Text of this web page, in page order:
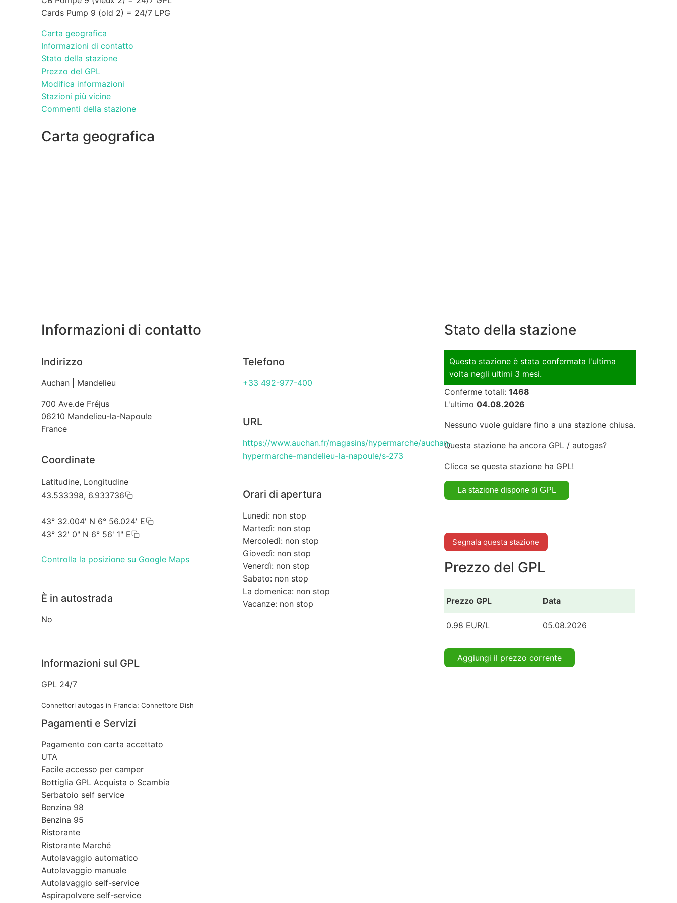
Cards Pump 9 (old 2) = 24/7 LPG
Carta geografica
Informazioni di contatto
Stato della stazione
Prezzo del GPL
Modifica informazioni
Stazioni più vicine
Commenti della stazione
Carta geografica
Informazioni di contatto
Indirizzo
Auchan | Mandelieu
700 Ave.de Fréjus
06210 Mandelieu-la-Napoule
France
Coordinate
Latitudine, Longitudine
43.533398, 6.933736
43° 32.004' N 6° 56.024' E
43° 32' 0" N 6° 56' 1" E
Controlla la posizione su Google Maps
È in autostrada
No
Telefono
+33 492-977-400
URL
https://www.auchan.fr/magasins/hypermarche/auchan-
hypermarche-mandelieu-la-napoule/s-273
Orari di apertura
Lunedì: non stop
Martedì: non stop
Mercoledì: non stop
Giovedì: non stop
Venerdì: non stop
Sabato: non stop
La domenica: non stop
Vacanze: non stop
Informazioni sul GPL
GPL 24/7
Connettori autogas in Francia: Connettore Dish
Pagamenti e Servizi
Pagamento con carta accettato
UTA
Facile accesso per camper
Bottiglia GPL Acquista o Scambia
Serbatoio self service
Benzina 98
Benzina 95
Ristorante
Ristorante Marché
Autolavaggio automatico
Autolavaggio manuale
Autolavaggio self-service
Aspirapolvere self-service
Stato della stazione
Questa stazione è stata confermata l'ultima
volta negli ultimi 3 mesi.
Conferme totali: 1468
L'ultimo 04.08.2026
Nessuno vuole guidare fino a una stazione chiusa.
Questa stazione ha ancora GPL / autogas?
Clicca se questa stazione ha GPL!
Segnala questa stazione
Prezzo del GPL
Prezzo GPL Data
0.98 EUR/L 05.08.2026
Aggiungi il prezzo corrente